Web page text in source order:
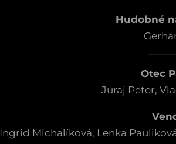
Hudobné
Otec
Juraj Peter,
Ingrid Michalíková, Lenka